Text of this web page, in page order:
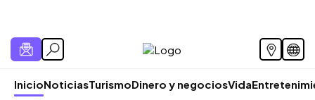
InicioNoticiasTurismoDinero y negociosVida